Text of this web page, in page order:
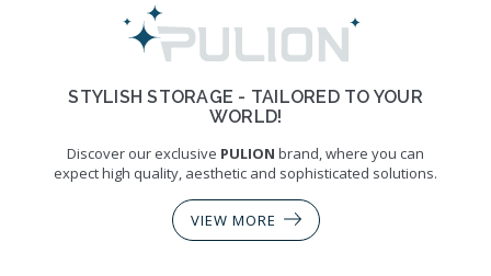
STYLISH STORAGE - TAILORED TO YOUR
WORLD!
Discover our exclusive PULION brand, where you can
expect high quality, aesthetic and sophisticated solutions.
VIEW MORE